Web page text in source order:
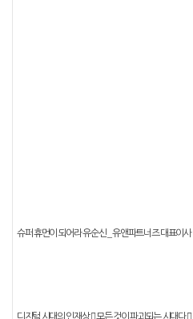
슈퍼 휴먼이 되어라유순신 _유앤파트너즈 대표이사
디지털 시대의 인재상 󰠐모든 것이 파괴되는 시대다